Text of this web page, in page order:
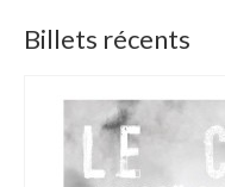
Billets récents